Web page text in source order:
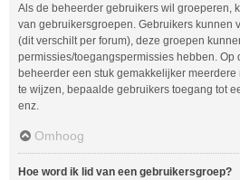
Als de beheerder gebruikers wil groeperen,
van gebruikersgroepen. Gebruikers kunnen
(dit verschilt per forum), deze groepen
permissies/toegangspermissies hebben. Op
beheerder een stuk gemakkelijker
te wijzen, bepaalde gebruikers toegang tot
enz.
Omhoog
Hoe word ik lid van een gebruikersgroep?